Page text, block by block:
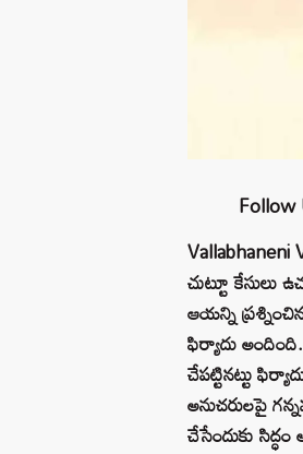
Follow
చుట్టూ కేసులు
ఆయన్ని
ఫిర్యాదు
చేపట్టినట్టు
అనుచరులపై
చేసేందుకు